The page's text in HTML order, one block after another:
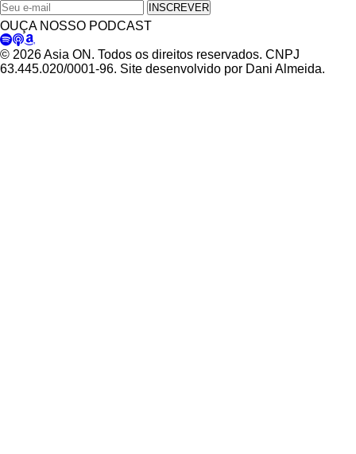
INSCREVER
OUÇA NOSSO PODCAST
© 2026 Asia ON. Todos os direitos reservados. CNPJ
63.445.020/0001-96. Site desenvolvido por Dani Almeida.